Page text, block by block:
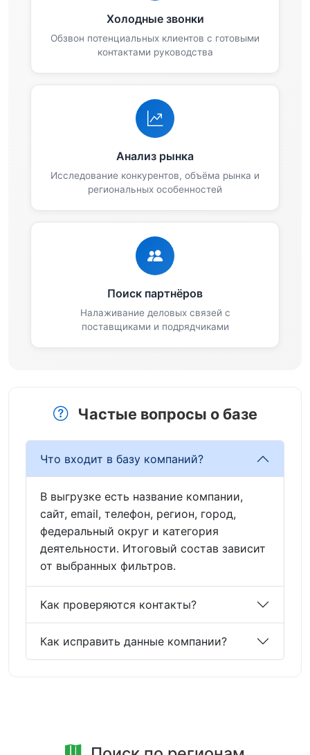
Холодные звонки
Обзвон потенциальных клиентов с готовыми
контактами руководства
Анализ рынка
Исследование конкурентов, объёма рынка и
региональных особенностей
Поиск партнёров
Налаживание деловых связей с
поставщиками и подрядчиками
Частые вопросы о базе
Что входит в базу компаний?
В выгрузке есть название компании,
сайт, email, телефон, регион, город,
федеральный округ и категория
деятельности. Итоговый состав зависит
от выбранных фильтров.
Как проверяются контакты?
Как исправить данные компании?